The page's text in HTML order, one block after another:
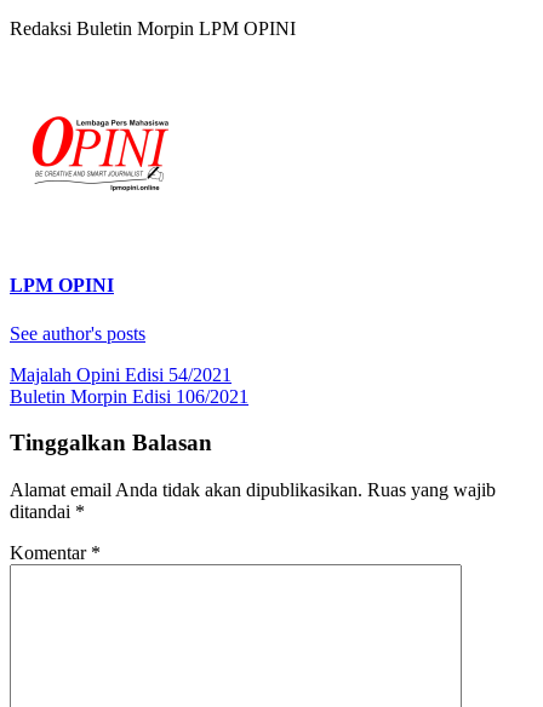
Redaksi Buletin Morpin LPM OPINI
LPM OPINI
See author's posts
Navigasi
pos
Majalah Opini Edisi 54/2021
Buletin Morpin Edisi 106/2021
Tinggalkan Balasan
Alamat email Anda tidak akan dipublikasikan. Ruas yang wajib
ditandai *
Komentar *